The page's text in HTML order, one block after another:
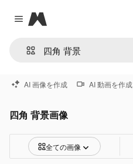
Close menu
Magnific
AI 画像を作成 AI 動画を作成
四角 背景画像
全ての画像